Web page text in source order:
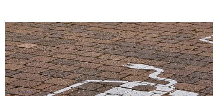
LIRE L'ARTICLE